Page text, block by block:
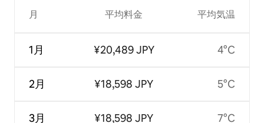
月
1月
2月
3月
平均料金
¥20,489 JPY
¥18,598 JPY
¥18,598 JPY
平均気温
4°C
5°C
7°C